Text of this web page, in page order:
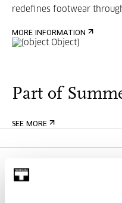
redefines footwear
MORE INFORMATION
Part of
SEE MORE